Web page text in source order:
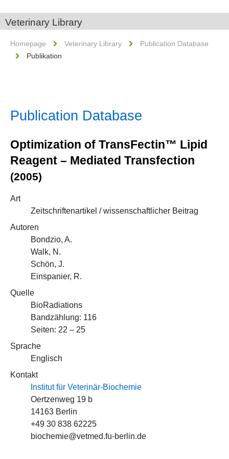
Veterinary Library
Homepage Veterinary Library
Publication Database
Publikation
Publication Database
Optimization of TransFectin™ Lipid
Reagent – Mediated Transfection
(2005)
Art
Zeitschriftenartikel / wissenschaftlicher Beitrag
Autoren
Bondzio, A.
Walk, N.
Schön, J.
Einspanier, R.
Quelle
BioRadiations
Bandzählung: 116
Seiten: 22 – 25
Sprache
Englisch
Kontakt
Institut für Veterinär-Biochemie
Oertzenweg 19 b
14163 Berlin
+49 30 838 62225
biochemie@vetmed.fu-berlin.de